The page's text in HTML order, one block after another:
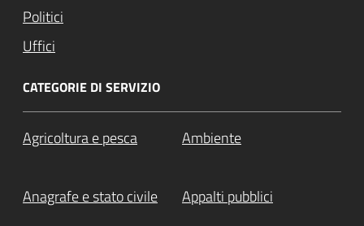
Politici
Uffici
CATEGORIE DI SERVIZIO
Agricoltura e pesca Ambiente
Anagrafe e stato civile Appalti pubblici